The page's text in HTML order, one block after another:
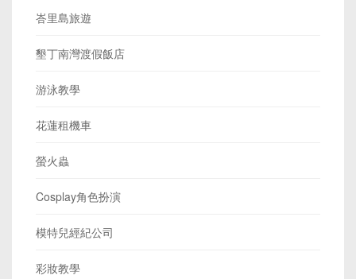
峇里島旅遊
墾丁南灣渡假飯店
游泳教學
花蓮租機車
螢火蟲
Cosplay角色扮演
模特兒經紀公司
彩妝教學